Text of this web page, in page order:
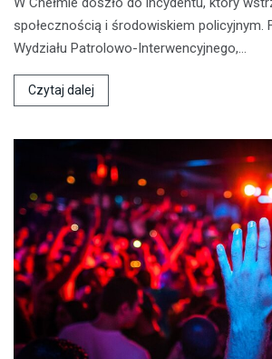
społecznością i środowiskiem policyjnym.
Wydziału Patrolowo-Interwencyjnego,…
Czytaj dalej